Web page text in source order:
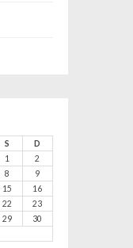
S
D
1
2
8
9
15
16
22
23
29
30